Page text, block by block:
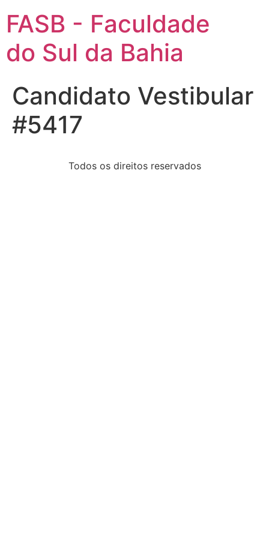
FASB - Faculdade
do Sul da Bahia
Candidato Vestibular
#5417
Todos os direitos reservados